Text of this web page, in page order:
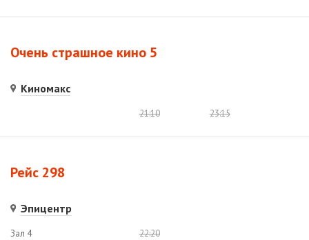
Очень страшное кино 5
Киномакс
21:10 23:15
Рейс 298
Эпицентр
Зал 4 22:20